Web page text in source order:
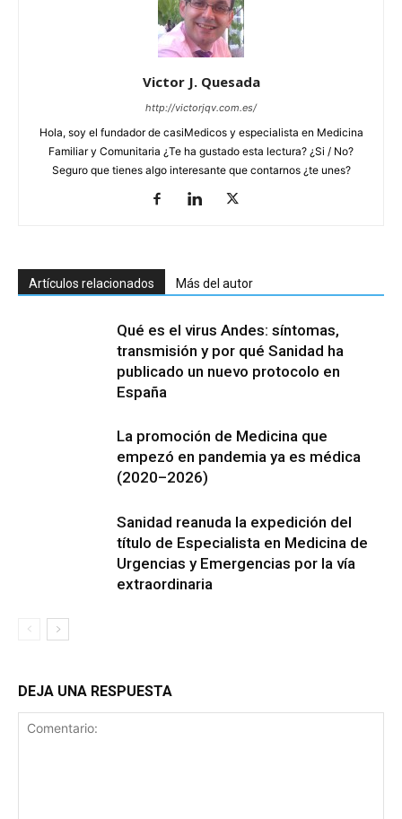
Victor J. Quesada
http://victorjqv.com.es/
Hola, soy el fundador de casiMedicos y especialista en Medicina
Familiar y Comunitaria ¿Te ha gustado esta lectura? ¿Si / No?
Seguro que tienes algo interesante que contarnos ¿te unes?
Artículos relacionados Más del autor
Qué es el virus Andes: síntomas,
transmisión y por qué Sanidad ha
publicado un nuevo protocolo en
España
La promoción de Medicina que
empezó en pandemia ya es médica
(2020–2026)
Sanidad reanuda la expedición del
título de Especialista en Medicina de
Urgencias y Emergencias por la vía
extraordinaria
DEJA UNA RESPUESTA